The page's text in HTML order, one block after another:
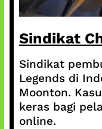
Sindikat
Sindikat
Legends di
Moonton.
keras bagi
online.